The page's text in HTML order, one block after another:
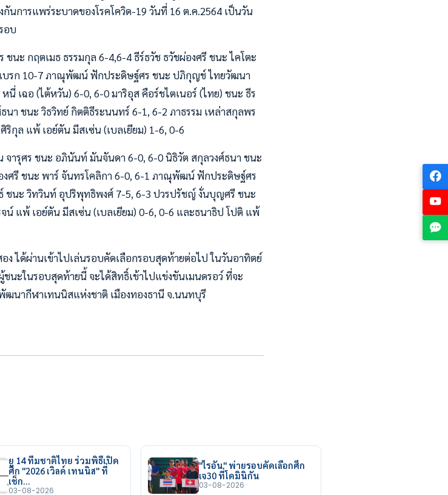
นการแพร่ระบาดของโรคโควิด-19 วันที่ 16 ต.ค.2564 เป็นวัน
อบ
นะ กฤตเมธ ธรรมกุล 6-4,6-4 ธีร์ธวัช ธวัชผ่องศรี ชนะ ไคโตะ
บรก 10-7 ภาณุพัฒน์ ฟักประดิษฐ์ศร ชนะ ปภิกุญช์ ไทยวัฒนา
เฉอ (ไต้หวัน) 6-0, 6-0 มาริอุส คือร์ชไตเนอร์ (ไทย) ชนะ ธีร
า ชนะ วิธวิทย์ กิตติธีระนนทร์ 6-1, 6-2 ภาธรรม เหล่าสกุลพร
กุล แพ้ เอย์ตัน มีสเซ่น (เบลเยียม) 1-6, 0-6
จารุศร ชนะ อภินันท์ มันจันดา 6-0, 6-0 นิธิวัต สกุลวงศ์ธนา ชนะ
งศรี ชนะ พาร์ จันทรโคลิกา 6-0, 6-1 ภาณุพัฒน์ ฟักประดิษฐ์ศร
ชนะ วิทวินท์ อุปริพุทธิพงศ์ 7-5, 6-3 ปวรปรัชญ์ งั่นบุญศรี ชนะ
น์ แพ้ เอย์ตัน มีสเซ่น (เบลเยียม) 0-6, 0-6 และธนาธิป โปติ แพ้
ได้ผ่านเข้าไปเล่นรอบคัดเลือกรอบสุดท้ายต่อไป ในวันอาทิตย์
ชนะในรอบสุดท้ายนี้ จะได้สิทธิ์เข้าไปแข่งขันเมนดรอว์ ที่จะ
นากีฬาเทนนิสแห่งชาติ เมืองทองธานี จ.นนทบุรี
ยู 14 ทีมชาติไทย ร่วมพิธีเปิด
ศึก "2026 เวิลด์ เทนนิส" ที่
เช็ก…
03-08-2026
"ไรอัน" พ่ายรอบคัดเลือกศึก
เจ30 ที่โดมินิกัน
03-08-2026